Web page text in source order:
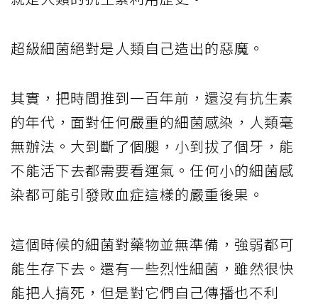
超級細菌絕對是人類自己造出的惡魔。
其實，把時間推到一百年前，還沒有抗生素
的年代，面對任何嚴重的細菌感染，人類毫
無辦法。大到斷了個腿，小到拔了個牙，能
不能活下去都需要看運氣。任何小的細菌感
染都可能引發敗血症這樣的嚴重後果。
這個時候的細菌對藥物並無準備，強弱都可
能生存下去。還有一些烈性細菌，雖然很快
能把人搞死，但是對它們自己傳播也不利